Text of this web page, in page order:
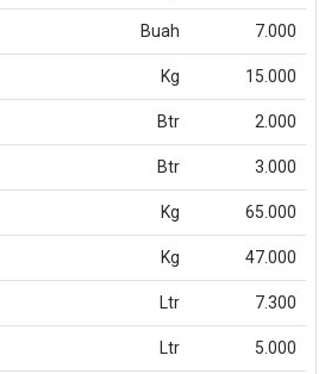
Buah 7.000
Kg 15.000
Btr 2.000
Btr 3.000
Kg 65.000
Kg 47.000
Ltr 7.300
Ltr 5.000